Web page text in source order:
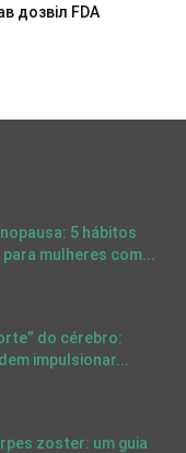
дозвіл FDA
5 hábitos
mulheres com...
do cérebro:
impulsionar...
zoster: um guia